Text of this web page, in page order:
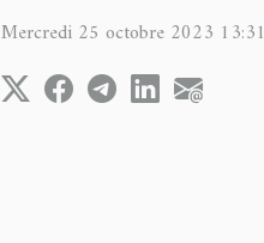
Mercredi 25 octobre 2023 13:31